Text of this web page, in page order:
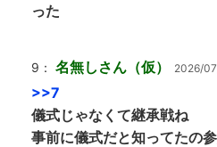
った
9： 名無しさん（仮） 2026/
>>7
儀式じゃなくて継承戦ね
事前に儀式だと知ってたの